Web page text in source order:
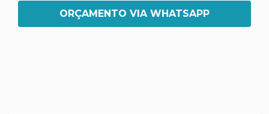
ORÇAMENTO VIA WHATSAPP